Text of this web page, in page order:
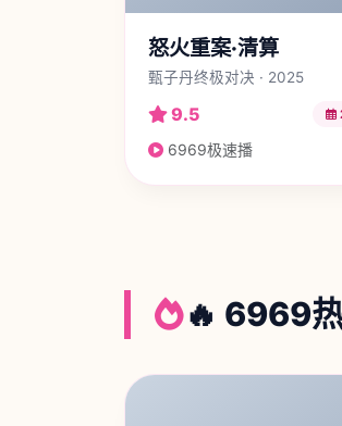
怒火重案·清算
甄子丹终极对决 · 2025
9.5
6969极速播
🔥 6969